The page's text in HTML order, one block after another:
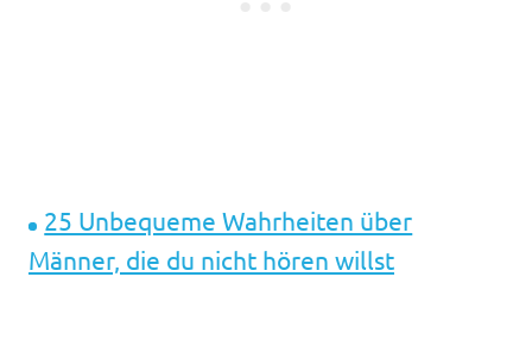
25 Unbequeme Wahrheiten über
Männer, die du nicht hören willst